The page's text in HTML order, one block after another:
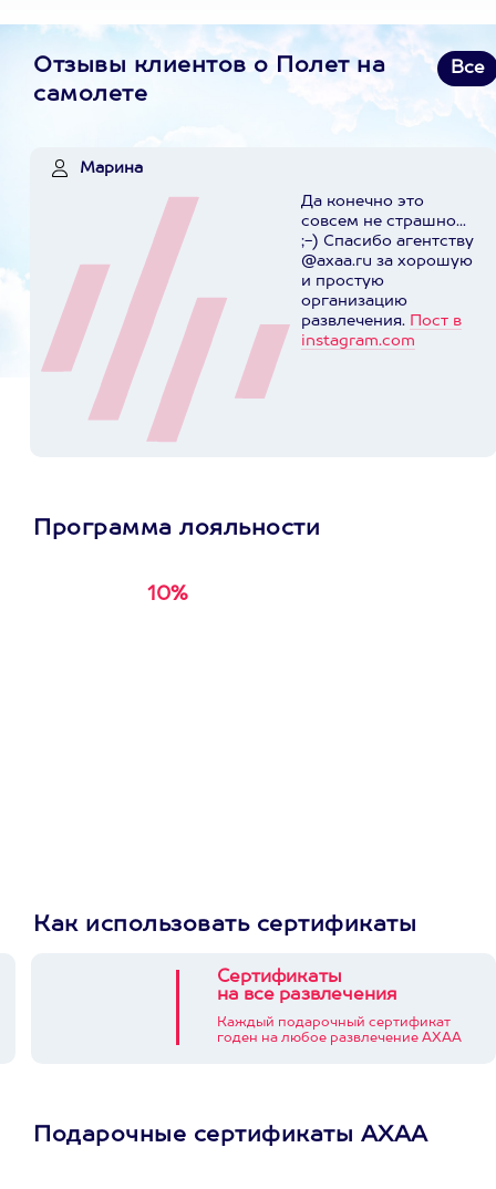
Отзывы клиентов о Полет на
самолете
Все
Марина
Да конечно это
совсем не страшно...
;-) Спасибо агентству
@axaa.ru за хорошую
и простую
организацию
развлечения. Пост в
instagram.com
Программа лояльности
10%
Как использовать сертификаты
Сертификаты
на все развлечения
Каждый подарочный сертификат
годен на любое развлечение АХАА
Подарочные сертификаты АХАА